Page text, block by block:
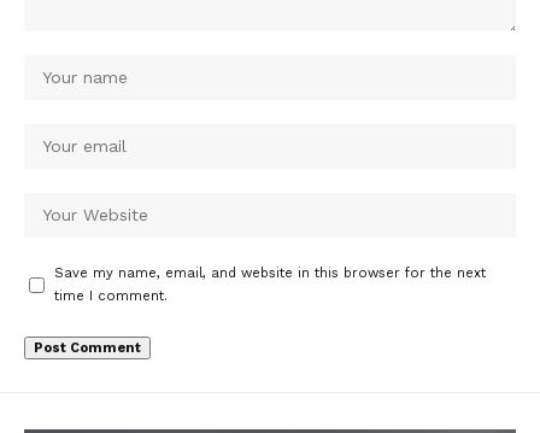
Save my name, email, and website in this browser for the next
time I comment.